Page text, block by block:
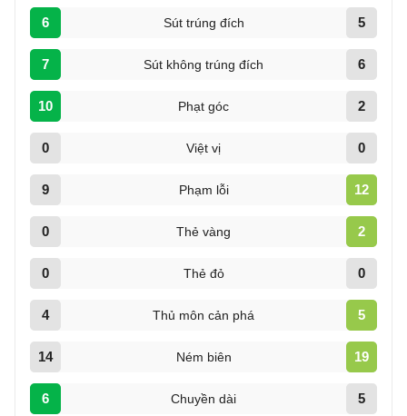
6 Sút trúng đích 5
7 Sút không trúng đích 6
10 Phạt góc 2
0 Việt vị 0
9 Phạm lỗi 12
0 Thẻ vàng 2
0 Thẻ đỏ 0
4 Thủ môn cản phá 5
14 Ném biên 19
6 Chuyền dài 5